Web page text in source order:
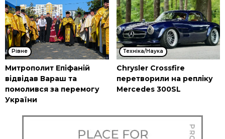
Рівне
Митрополит Епіфаній
відвідав Вараш та
помолився за перемогу
України
Техніка/Наука
Chrysler Crossfire
перетворили на репліку
Mercedes 300SL